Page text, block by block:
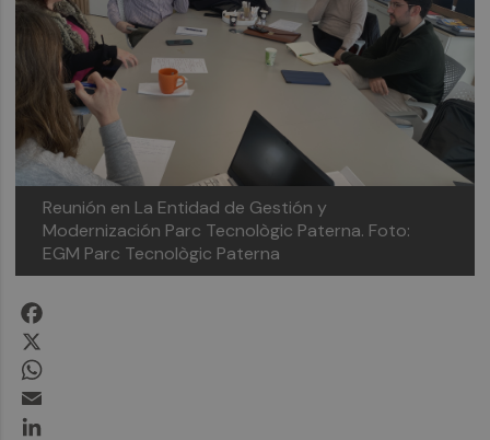
Reunión en La Entidad de Gestión y
Modernización Parc Tecnològic Paterna. Foto:
EGM Parc Tecnològic Paterna